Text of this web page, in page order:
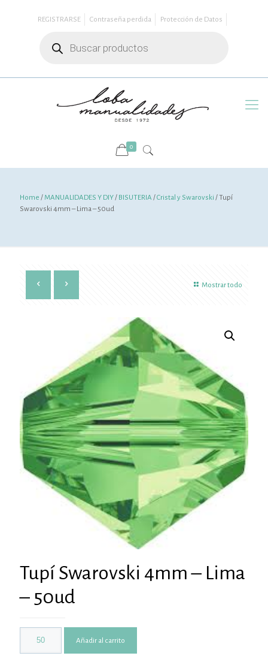
REGISTRARSE Contraseña perdida
Protección de Datos
productos
0
Home /MANUALIDADES Y DIY/ BISUTERIA /Cristal y Swarovski / Tupí
Swarovski 4mm – Lima – 50ud
Mostrar todo
Tupí Swarovski 4mm – Lima
– 50ud
Añadir al carrito